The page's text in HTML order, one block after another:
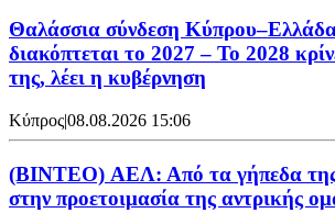
Θαλάσσια σύνδεση
διακόπτεται το 2027 – Το 2028
της, λέει η κυβέρνηση
Κύπρος|08.08.2026 15:06
(BINTEO) ΑΕΛ: Από τα γήπεδα
στην προετοιμασία της αντρικής